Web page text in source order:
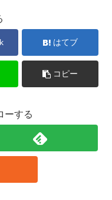
はてブ
コピー
ーする